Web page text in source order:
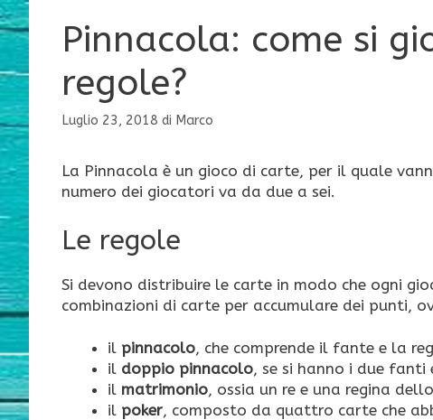
Pinnacola: come si
regole?
Luglio 23, 2018 di Marco
La Pinnacola è un gioco di carte, per il quale
numero dei giocatori va da due a sei.
Le regole
Si devono distribuire le carte in modo che ogni
combinazioni di carte per accumulare dei punti,
il pinnacolo, che comprende il fante e la
il doppio pinnacolo, se si hanno i due fanti
il matrimonio, ossia un re e una regina
il poker, composto da quattro carte che